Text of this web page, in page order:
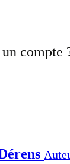
compte